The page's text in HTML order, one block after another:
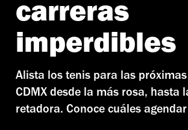
carreras
imperdibles
Alista los tenis para las
CDMX desde la más rosa, hasta
retadora. Conoce cuáles agendar